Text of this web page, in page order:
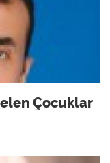
Çocuklar